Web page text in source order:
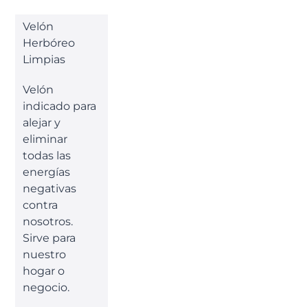
Velón
Herbóreo
Limpias
Velón
indicado para
alejar y
eliminar
todas las
energías
negativas
contra
nosotros.
Sirve para
nuestro
hogar o
negocio.